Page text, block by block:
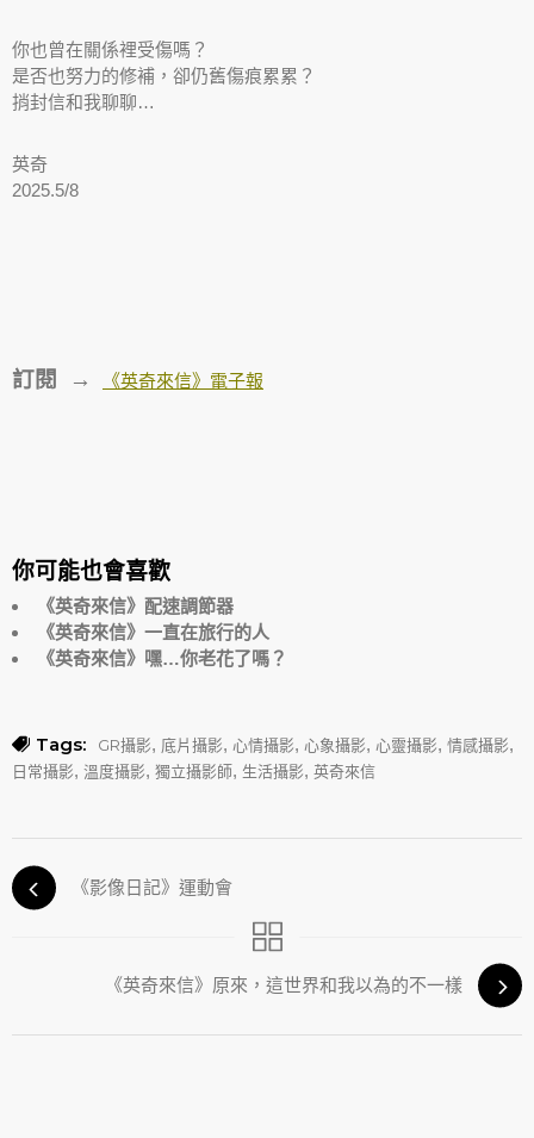
你也曾在關係裡受傷嗎？
是否也努力的修補，卻仍舊傷痕累累？
捎封信和我聊聊…
英奇
2025.5/8
訂閱 → 《英奇來信》電子報
你可能也會喜歡
《英奇來信》配速調節器
《英奇來信》一直在旅行的人
《英奇來信》嘿…你老花了嗎？
Tags: GR攝影, 底片攝影, 心情攝影, 心象攝影, 心靈攝影, 情感攝影,
日常攝影, 溫度攝影, 獨立攝影師, 生活攝影, 英奇來信
《影像日記》運動會
《英奇來信》原來，這世界和我以為的不一樣